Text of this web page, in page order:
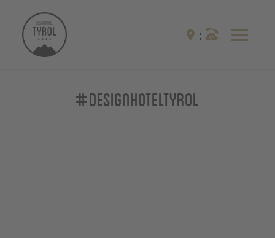
#designhoteltyrol